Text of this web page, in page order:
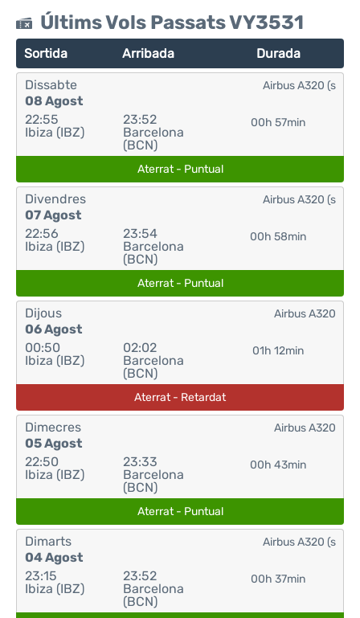
Últims Vols Passats VY3531
Sortida Arribada Durada
Dissabte
08 Agost
22:55
Ibiza (IBZ)
23:52
Barcelona
(BCN)
00h 57min
Airbus A320 (s
Aterrat - Puntual
Divendres
07 Agost
22:56
Ibiza (IBZ)
23:54
Barcelona
(BCN)
00h 58min
Airbus A320 (s
Aterrat - Puntual
Dijous
06 Agost
00:50
Ibiza (IBZ)
02:02
Barcelona
(BCN)
01h 12min
Airbus A320
Aterrat - Retardat
Dimecres
05 Agost
22:50
Ibiza (IBZ)
23:33
Barcelona
(BCN)
00h 43min
Airbus A320
Aterrat - Puntual
Dimarts
04 Agost
23:15
Ibiza (IBZ)
23:52
Barcelona
(BCN)
00h 37min
Airbus A320 (s